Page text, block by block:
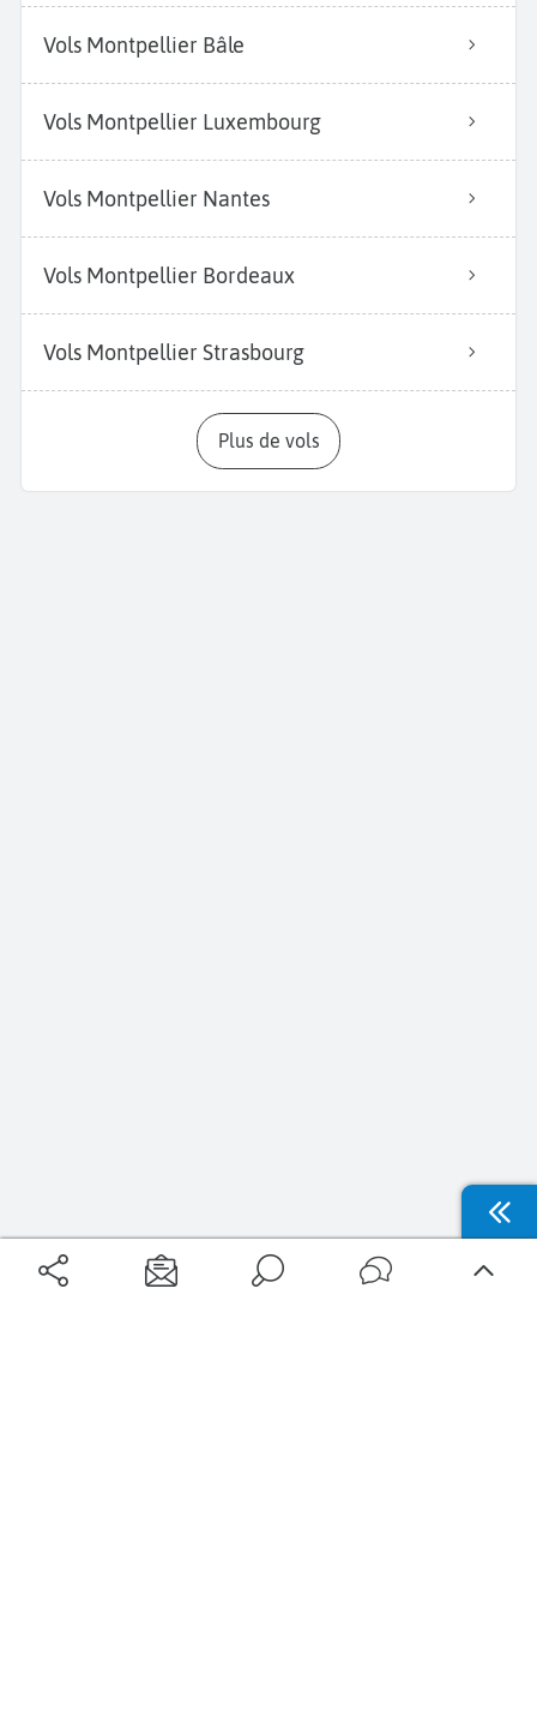
Vols Montpellier Bâle
Vols Montpellier Luxembourg
Vols Montpellier Nantes
Vols Montpellier Bordeaux
Vols Montpellier Strasbourg
Plus de vols